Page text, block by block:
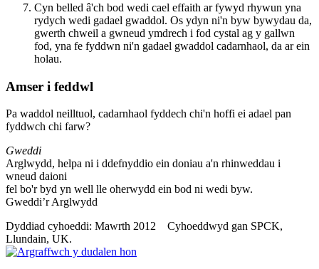
Cyn belled â'ch bod wedi cael effaith ar fywyd rhywun yna
rydych wedi gadael gwaddol. Os ydyn ni'n byw bywydau da,
gwerth chweil a gwneud ymdrech i fod cystal ag y gallwn
fod, yna fe fyddwn ni'n gadael gwaddol cadarnhaol, da ar ein
holau.
Amser i feddwl
Pa waddol neilltuol, cadarnhaol fyddech chi'n hoffi ei adael pan
fyddwch chi farw?
Gweddi
Arglwydd, helpa ni i ddefnyddio ein doniau a'n rhinweddau i
wneud daioni
fel bo'r byd yn well lle oherwydd ein bod ni wedi byw.
Gweddi’r Arglwydd
Dyddiad cyhoeddi: Mawrth 2012 Cyhoeddwyd gan SPCK,
Llundain, UK.